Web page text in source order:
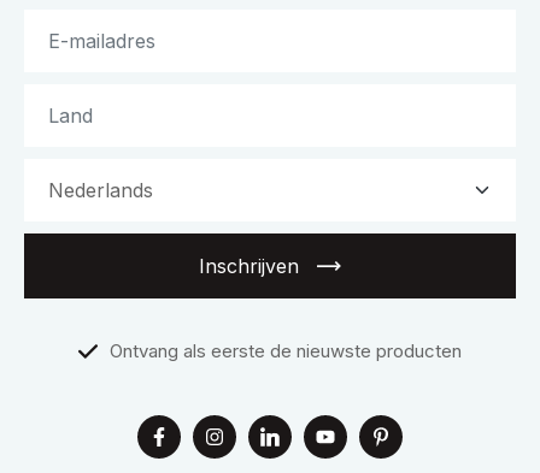
Inschrijven
Ontvang als eerste de nieuwste producten